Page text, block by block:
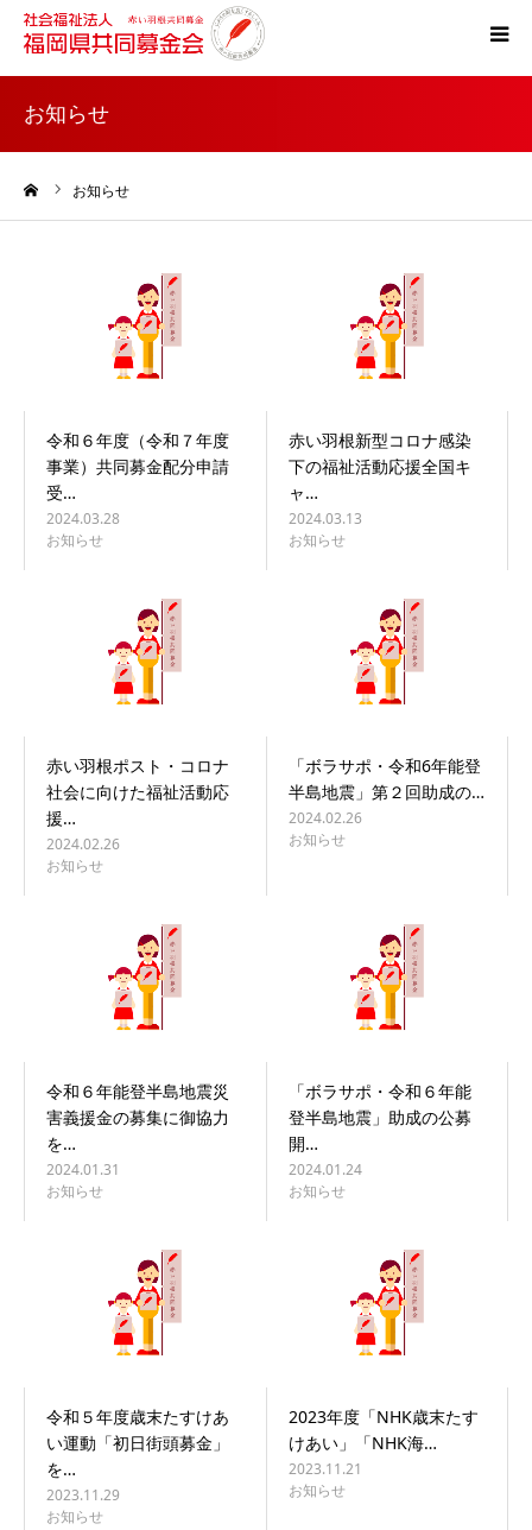
お知らせ
お知らせ
令和６年度（令和７年度
事業）共同募金配分申請
受…
2024.03.28
お知らせ
赤い羽根新型コロナ感染
下の福祉活動応援全国キ
ャ…
2024.03.13
お知らせ
赤い羽根ポスト・コロナ
社会に向けた福祉活動応
援…
2024.02.26
お知らせ
「ボラサポ・令和6年能登
半島地震」第２回助成の…
2024.02.26
お知らせ
令和６年能登半島地震災
害義援金の募集に御協力
を…
2024.01.31
お知らせ
「ボラサポ・令和６年能
登半島地震」助成の公募
開…
2024.01.24
お知らせ
令和５年度歳末たすけあ
い運動「初日街頭募金」
を…
2023.11.29
お知らせ
2023年度「NHK歳末たす
けあい」「NHK海…
2023.11.21
お知らせ
ホーム
税制上の優遇措置
よくある質問